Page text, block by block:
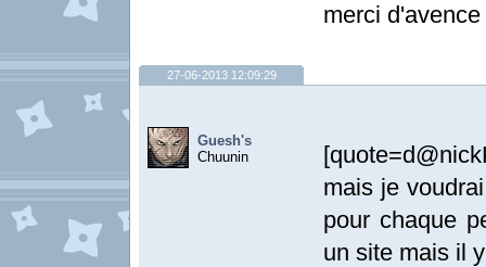
merci d'avence
27-06-2013 12:09:29
Guesh's
Chuunin
mais je
pour chaque
un site mais il